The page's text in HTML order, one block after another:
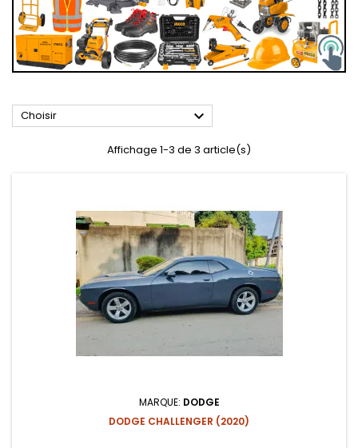
Choisir 
Affichage 1-3 de 3 article(s)
MARQUE: DODGE
DODGE CHALLENGER (2020)